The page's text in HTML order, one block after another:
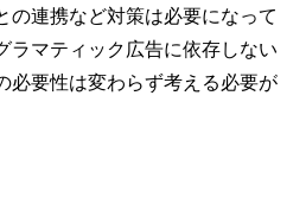
の連携など対策は必要になって
ラマティック広告に依存しない
必要性は変わらず考える必要が